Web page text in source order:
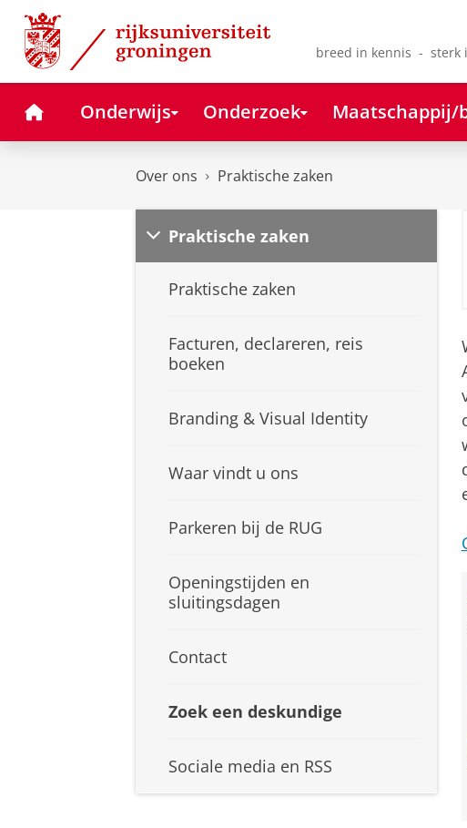
Skip
Content
Skip
Navigation
breed in kennis - sterk
HomeOnderwijs Onderzoek Maatschappij/
Over ons Praktische zaken
Praktische zaken
Praktische zaken
Facturen, declareren, reis
boeken
Branding & Visual Identity
Waar vindt u ons
Parkeren bij de RUG
Openingstijden en
sluitingsdagen
Contact
Zoek een deskundige
Sociale media en RSS